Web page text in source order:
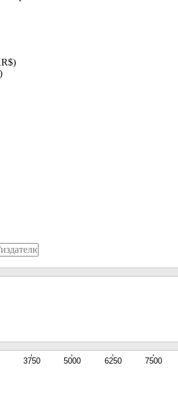
3750 5000 6250 7500